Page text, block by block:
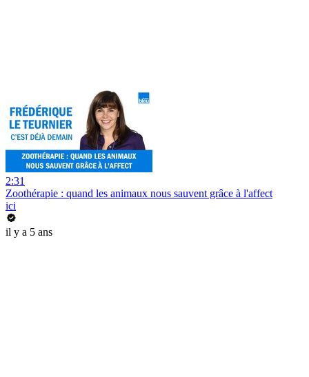
2:31
Zoothérapie : quand les animaux nous sauvent grâce à l'affect
ici
il y a 5 ans